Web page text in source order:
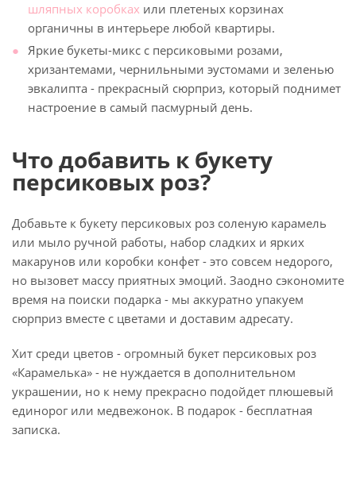
шляпных коробках или плетеных корзинах
органичны в интерьере любой квартиры.
Яркие букеты-микс с персиковыми розами,
хризантемами, чернильными эустомами и зеленью
эвкалипта - прекрасный сюрприз, который поднимет
настроение в самый пасмурный день.
Что добавить к букету
персиковых роз?
Добавьте к букету персиковых роз соленую карамель
или мыло ручной работы, набор сладких и ярких
макарунов или коробки конфет - это совсем недорого,
но вызовет массу приятных эмоций. Заодно сэкономите
время на поиски подарка - мы аккуратно упакуем
сюрприз вместе с цветами и доставим адресату.
Хит среди цветов - огромный букет персиковых роз
«Карамелька» - не нуждается в дополнительном
украшении, но к нему прекрасно подойдет плюшевый
единорог или медвежонок. В подарок - бесплатная
записка.